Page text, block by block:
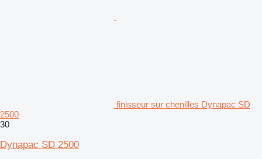
finisseur sur chenilles Dynapac SD
2500
30
Dynapac SD 2500